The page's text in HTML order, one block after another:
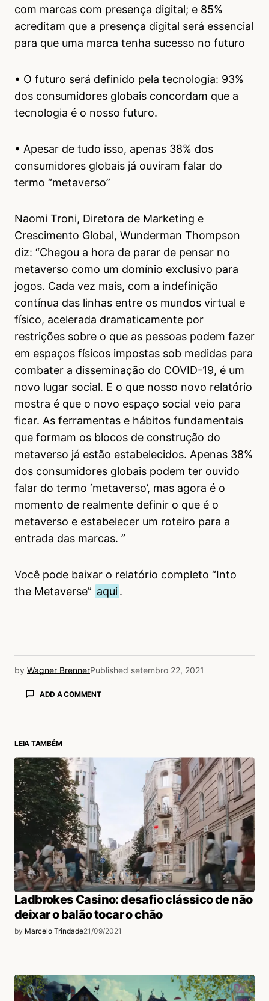
com marcas com presença digital; e 85%
acreditam que a presença digital será essencial
para que uma marca tenha sucesso no futuro
• O futuro será definido pela tecnologia: 93%
dos consumidores globais concordam que a
tecnologia é o nosso futuro.
• Apesar de tudo isso, apenas 38% dos
consumidores globais já ouviram falar do
termo “metaverso”
Naomi Troni, Diretora de Marketing e
Crescimento Global, Wunderman Thompson
diz: “Chegou a hora de parar de pensar no
metaverso como um domínio exclusivo para
jogos. Cada vez mais, com a indefinição
contínua das linhas entre os mundos virtual e
físico, acelerada dramaticamente por
restrições sobre o que as pessoas podem fazer
em espaços físicos impostas sob medidas para
combater a disseminação do COVID-19, é um
novo lugar social. E o que nosso novo relatório
mostra é que o novo espaço social veio para
ficar. As ferramentas e hábitos fundamentais
que formam os blocos de construção do
metaverso já estão estabelecidos. Apenas 38%
dos consumidores globais podem ter ouvido
falar do termo ‘metaverso’, mas agora é o
momento de realmente definir o que é o
metaverso e estabelecer um roteiro para a
entrada das marcas. ”
Você pode baixar o relatório completo “Into
the Metaverse” aqui.
by Wagner BrennerPublished setembro 22, 2021
ADD A COMMENT
LEIA TAMBÉM
Ladbrokes Casino: desafio clássico de não
deixar o balão tocar o chão
by Marcelo Trindade21/09/2021